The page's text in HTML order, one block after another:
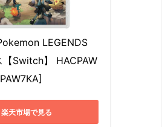
LEGENDS
【Switch】 HACPAW
楽天市場で見る